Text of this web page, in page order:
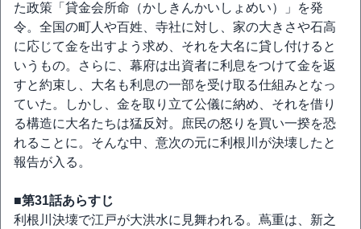
た政策「貸金会所命（かしきんかいしょめい）」を発
令。全国の町人や百姓、寺社に対し、家の大きさや石高
に応じて金を出すよう求め、それを大名に貸し付けると
いうもの。さらに、幕府は出資者に利息をつけて金を返
すと約束し、大名も利息の一部を受け取る仕組みとなっ
ていた。しかし、金を取り立て公儀に納め、それを借り
る構造に大名たちは猛反対。庶民の怒りを買い一揆を恐
れることに。そんな中、意次の元に利根川が決壊したと
報告が入る。
■第31話あらすじ
利根川決壊で江戸が大洪水に見舞われる。蔦重は、新之